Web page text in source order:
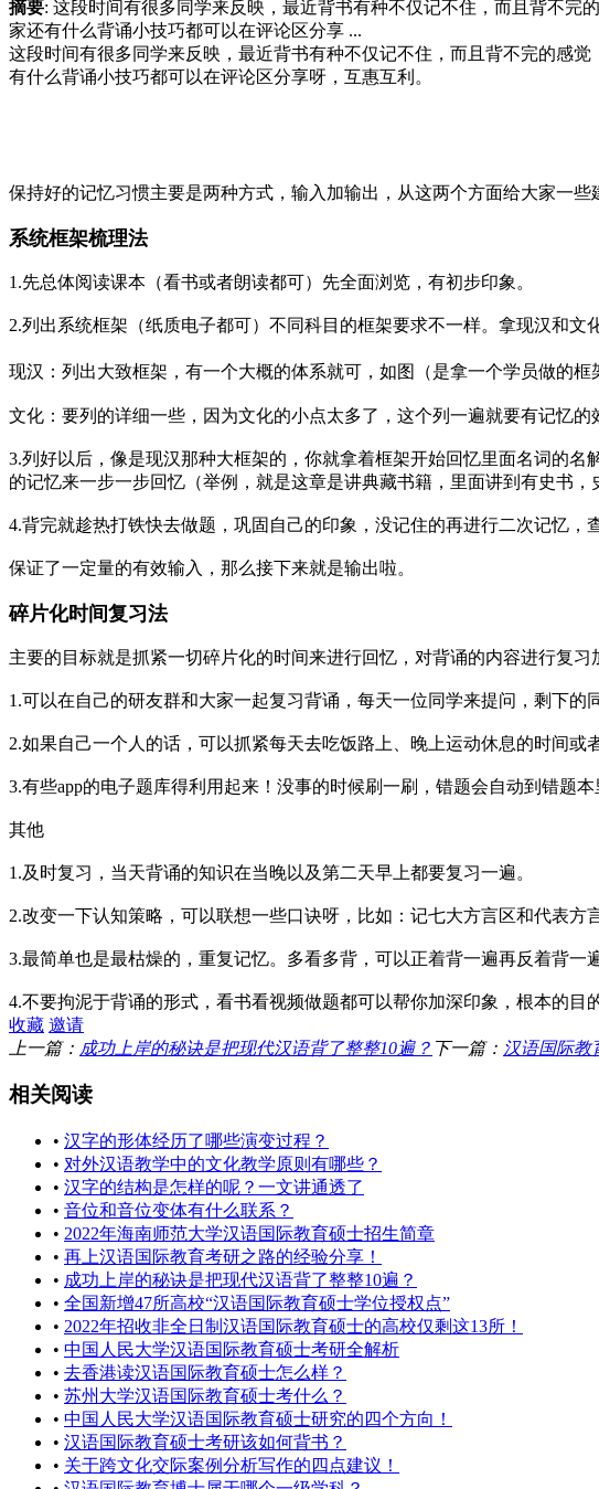
摘要: 这段时间有很多同学来反映，最近背书有种不仅记不住，而且背不完
家还有什么背诵小技巧都可以在评论区分享 ...
这段时间有很多同学来反映，最近背书有种不仅记不住，而且背不完的感觉
有什么背诵小技巧都可以在评论区分享呀，互惠互利。
保持好的记忆习惯主要是两种方式，输入加输出，从这两个方面给大家一些
系统框架梳理法
1.先总体阅读课本（看书或者朗读都可）先全面浏览，有初步印象。
2.列出系统框架（纸质电子都可）不同科目的框架要求不一样。拿现汉和文
现汉：列出大致框架，有一个大概的体系就可，如图（是拿一个学员做的框
文化：要列的详细一些，因为文化的小点太多了，这个列一遍就要有记忆的
3.列好以后，像是现汉那种大框架的，你就拿着框架开始回忆里面名词的
的记忆来一步一步回忆（举例，就是这章是讲典藏书籍，里面讲到有史书
4.背完就趁热打铁快去做题，巩固自己的印象，没记住的再进行二次记忆，
保证了一定量的有效输入，那么接下来就是输出啦。
碎片化时间复习法
主要的目标就是抓紧一切碎片化的时间来进行回忆，对背诵的内容进行复习
1.可以在自己的研友群和大家一起复习背诵，每天一位同学来提问，剩下的
2.如果自己一个人的话，可以抓紧每天去吃饭路上、晚上运动休息的时间
3.有些app的电子题库得利用起来！没事的时候刷一刷，错题会自动到错题本
其他
1.及时复习，当天背诵的知识在当晚以及第二天早上都要复习一遍。
2.改变一下认知策略，可以联想一些口诀呀，比如：记七大方言区和代表方
3.最简单也是最枯燥的，重复记忆。多看多背，可以正着背一遍再反着背一
4.不要拘泥于背诵的形式，看书看视频做题都可以帮你加深印象，根本的
收藏 邀请
上一篇： 成功上岸的秘诀是把现代汉语背了整整10遍？ 下一篇： 汉语国际教
相关阅读
• 汉字的形体经历了哪些演变过程？
• 对外汉语教学中的文化教学原则有哪些？
• 汉字的结构是怎样的呢？一文讲通透了
• 音位和音位变体有什么联系？
• 2022年海南师范大学汉语国际教育硕士招生简章
• 再上汉语国际教育考研之路的经验分享！
• 成功上岸的秘诀是把现代汉语背了整整10遍？
• 全国新增47所高校“汉语国际教育硕士学位授权点”
• 2022年招收非全日制汉语国际教育硕士的高校仅剩这13所！
• 中国人民大学汉语国际教育硕士考研全解析
• 去香港读汉语国际教育硕士怎么样？
• 苏州大学汉语国际教育硕士考什么？
• 中国人民大学汉语国际教育硕士研究的四个方向！
• 汉语国际教育硕士考研该如何背书？
• 关于跨文化交际案例分析写作的四点建议！